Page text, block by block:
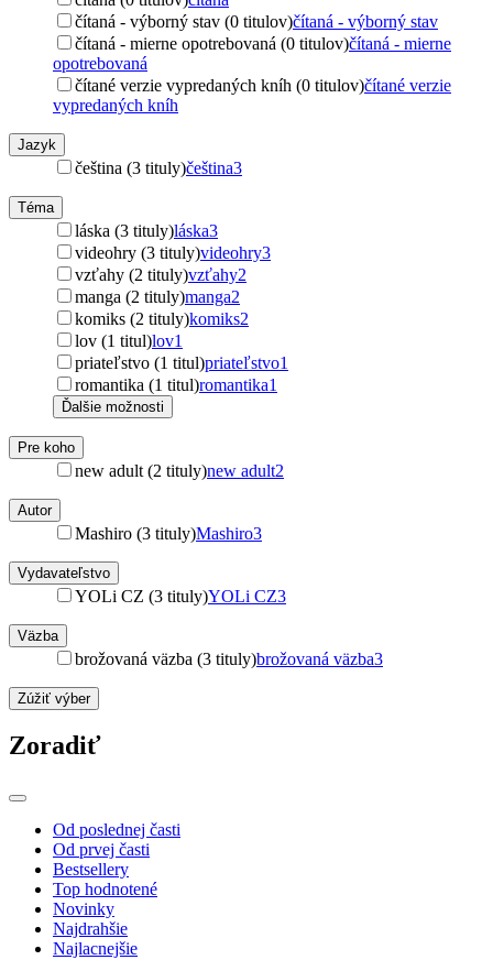
čítaná - výborný stav (0 titulov)čítaná - výborný stav
čítaná - mierne opotrebovaná (0 titulov)čítaná - mierne
opotrebovaná
čítané verzie vypredaných kníh (0 titulov)čítané verzie
vypredaných kníh
Jazyk
čeština (3 tituly)čeština3
Téma
láska (3 tituly)láska3
videohry (3 tituly)videohry3
vzťahy (2 tituly)vzťahy2
manga (2 tituly)manga2
komiks (2 tituly)komiks2
lov (1 titul)lov1
priateľstvo (1 titul)priateľstvo1
romantika (1 titul)romantika1
Ďalšie možnosti
Pre koho
new adult (2 tituly)new adult2
Autor
Mashiro (3 tituly)Mashiro3
Vydavateľstvo
YOLi CZ (3 tituly)YOLi CZ3
Väzba
brožovaná väzba (3 tituly)brožovaná väzba3
Zúžiť výber
Zoradiť
Od poslednej časti
Od prvej časti
Bestsellery
Top hodnotené
Novinky
Najdrahšie
Najlacnejšie